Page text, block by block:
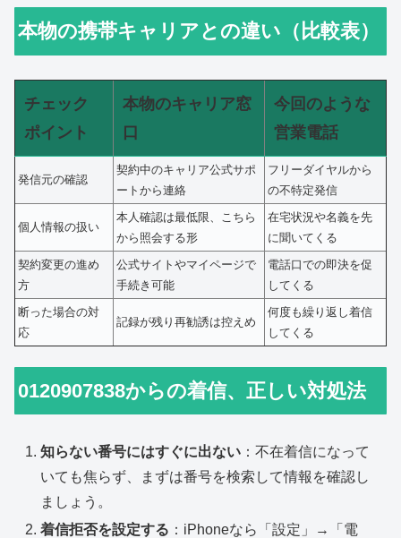
本物の携帯キャリアとの違い（比較表）
チェック
ポイント
本物のキャリア窓
口
今回のような
営業電話
発信元の確認
契約中のキャリア公式サポ
ートから連絡
フリーダイヤルから
の不特定発信
個人情報の扱い
本人確認は最低限、こちら
から照会する形
在宅状況や名義を先
に聞いてくる
契約変更の進め
方
公式サイトやマイページで
手続き可能
電話口での即決を促
してくる
断った場合の対
応
記録が残り再勧誘は控えめ
何度も繰り返し着信
してくる
0120907838からの着信、正しい対処法
知らない番号にはすぐに出ない ：不在着信になって
いても焦らず、まずは番号を検索して情報を確認し
ましょう。
着信拒否を設定する ：iPhoneなら「設定」→「電